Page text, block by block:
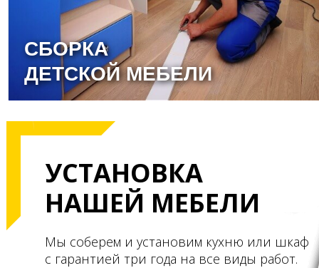
УСТАНОВКА
НАШЕЙ МЕБЕЛИ
Мы соберем и установим кухню или шкаф
с гарантией три года на все виды работ.
СБОРКА
ДЕТСКОЙ МЕБЕЛИ